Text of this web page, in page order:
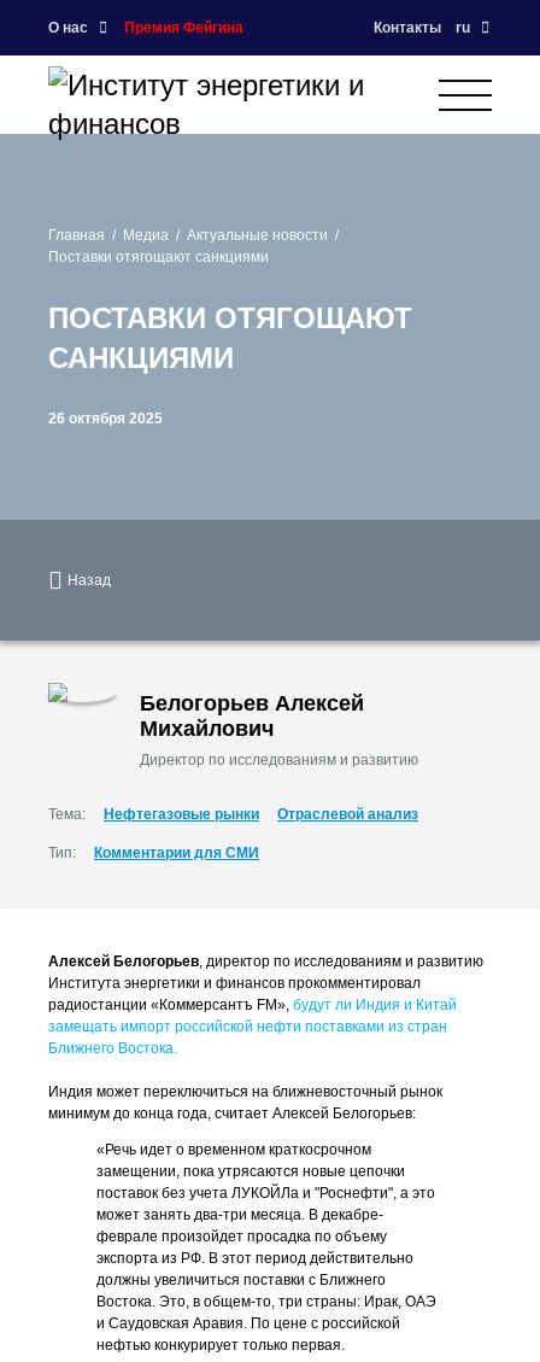
О нас Премия Фейгина Контакты ru
Главная Медиа
Актуальные новости
Поставки отягощают санкциями
ПОСТАВКИ ОТЯГОЩАЮТ
САНКЦИЯМИ
26 октября 2025
Назад
Белогорьев Алексей
Михайлович
Директор по исследованиям и развитию
Тема: Нефтегазовые рынки Отраслевой анализ
Тип: Комментарии для СМИ
Алексей Белогорьев, директор по исследованиям и развитию
Института энергетики и финансов прокомментировал
радиостанции «Коммерсантъ FM», будут ли Индия и Китай
замещать импорт российской нефти поставками из стран
Ближнего Востока.
Индия может переключиться на ближневосточный рынок
минимум до конца года, считает Алексей Белогорьев:
«Речь идет о временном краткосрочном
замещении, пока утрясаются новые цепочки
поставок без учета ЛУКОЙЛа и "Роснефти", а это
может занять два-три месяца. В декабре-
феврале произойдет просадка по объему
экспорта из РФ. В этот период действительно
должны увеличиться поставки с Ближнего
Востока. Это, в общем-то, три страны: Ирак, ОАЭ
и Саудовская Аравия. По цене с российской
нефтью конкурирует только первая.